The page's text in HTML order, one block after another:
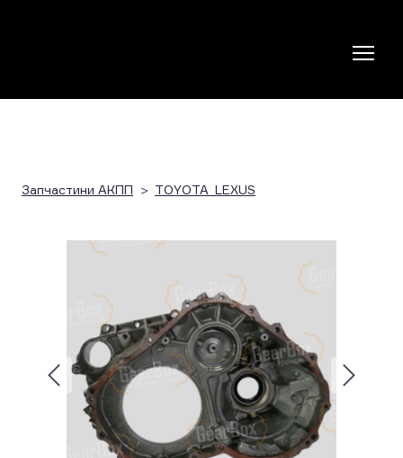
Запчастини АКПП TOYOTA_LEXUS